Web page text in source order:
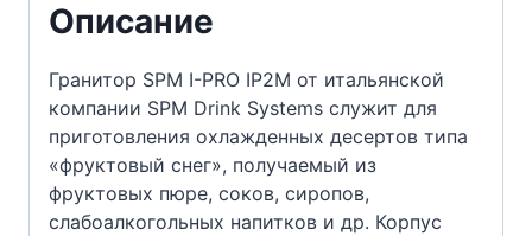
Описание
Гранитор SPM I-PRO IP2M от итальянской
компании SPM Drink Systems служит для
приготовления охлажденных десертов типа
«фруктовый снег», получаемый из
фруктовых пюре, соков, сиропов,
слабоалкогольных напитков и др. Корпус